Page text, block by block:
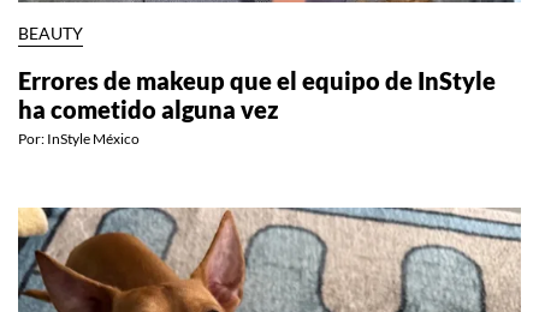
BEAUTY
Errores de makeup que el equipo de InStyle
ha cometido alguna vez
Por: InStyle México